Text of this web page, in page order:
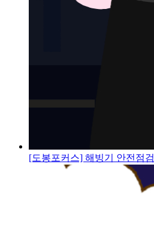
[도봉포커스] 해빙기 안전점검